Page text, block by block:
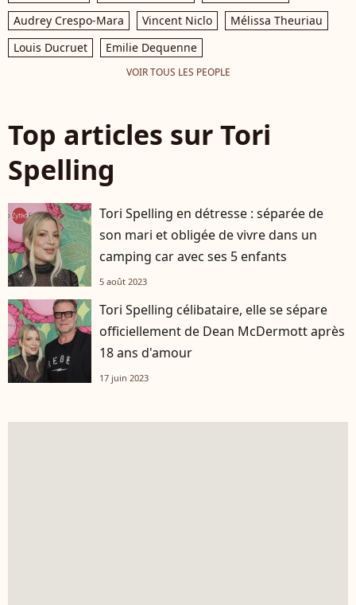
Audrey Crespo-Mara
Vincent Niclo
Mélissa Theuriau
Louis Ducruet
Emilie Dequenne
VOIR TOUS LES PEOPLE
Top articles sur Tori
Spelling
Tori Spelling en détresse : séparée de
son mari et obligée de vivre dans un
camping car avec ses 5 enfants
5 août 2023
Tori Spelling célibataire, elle se sépare
officiellement de Dean McDermott après
18 ans d'amour
17 juin 2023